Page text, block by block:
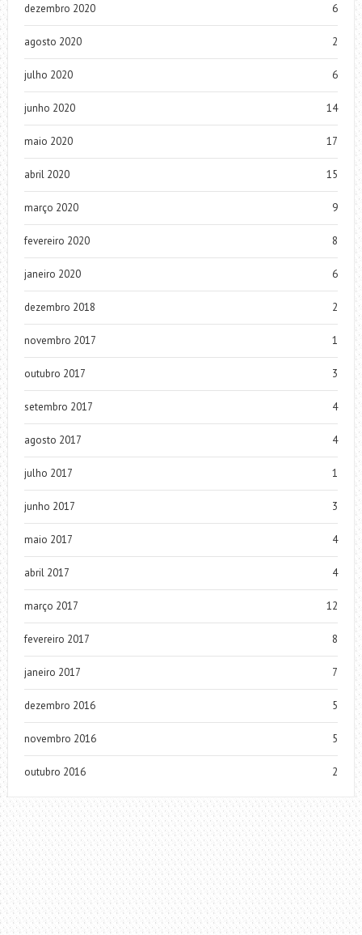
dezembro 2020 6
agosto 2020 2
julho 2020 6
junho 2020 14
maio 2020 17
abril 2020 15
março 2020 9
fevereiro 2020 8
janeiro 2020 6
dezembro 2018 2
novembro 2017 1
outubro 2017 3
setembro 2017 4
agosto 2017 4
julho 2017 1
junho 2017 3
maio 2017 4
abril 2017 4
março 2017 12
fevereiro 2017 8
janeiro 2017 7
dezembro 2016 5
novembro 2016 5
outubro 2016 2